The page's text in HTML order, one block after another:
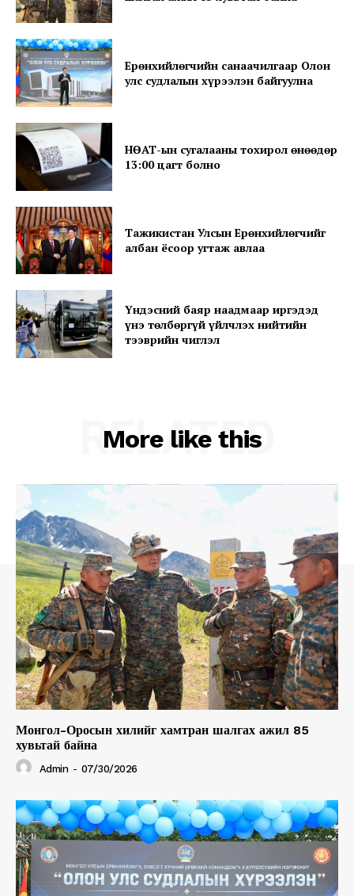
Company
About
Contact us
My account
Ерөнхийлөгчийн санаачилгаар Олон
улс судлалын хүрээлэн байгуулна
НӨАТ-ын сугалааны тохирол өнөөдөр
13:00 цагт болно
Тажикистан Улсын Ерөнхийлөгчийг
албан ёсоор угтаж авлаа
Үндэсний баяр наадмаар иргэдэд
үнэ төлбөргүй үйлчлэх нийтийн
тээврийн чиглэл
More like this
RELATED
Монгол-Оросын хилийг хамтран шалгах ажил 85
хувьтай байна
Admin - 07/30/2026